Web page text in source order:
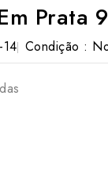
Prata
Condição :